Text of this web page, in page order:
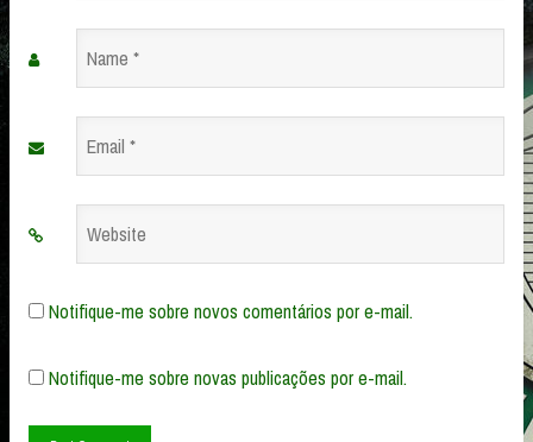
Name
Email
Website
Notifique-me sobre novos comentários por e-mail.
Notifique-me sobre novas publicações por e-mail.